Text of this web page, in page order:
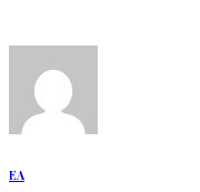
EA